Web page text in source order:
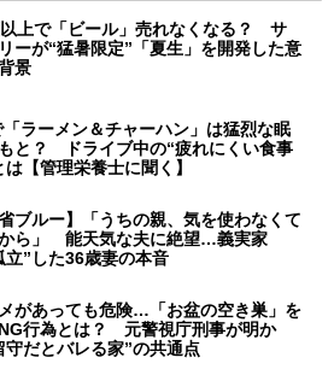
上で「ビール」売れなくなる？ サ
ーが“猛暑限定”「夏生」を開発した意
景
「ラーメン＆チャーハン」は猛烈な眠
と？ ドライブ中の“疲れにくい食事
は【管理栄養士に聞く】
省ブルー】「うちの親、気を使わなくて
ら」 能天気な夫に絶望…義実家
立”した36歳妻の本音
があっても危険…「お盆の空き巣」を
行為とは？ 元警視庁刑事が明か
守だとバレる家”の共通点